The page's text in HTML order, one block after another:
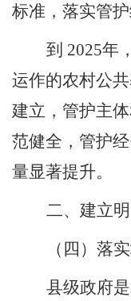
标准，落实管护
到 2025年
运作的农村公
建立，管护主
范健全，管护
量显著提升。
二、建立
（四）落
县级政府